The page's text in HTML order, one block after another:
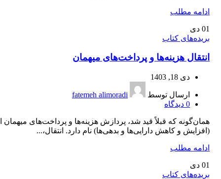
ادامه مطلب
01 دی
بریده‌های کتاب
انتقال هزینه‌ها و پرداخت‌های میهمان
دی 18, 1403
ارسال توسط
fatemeh alimoradi
0 دیدگاه
همان‌گونه که قبلاً قید شد، پردازش هزینه‌ها و پرداخت‌های میهمان
(افزایش و کاهش دارایی‌ها و بدهی‌ها) نام دارد. انتقال،...
ادامه مطلب
01 دی
بریده‌های کتاب